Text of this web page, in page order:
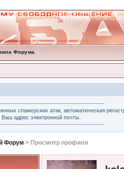
Форума
спамерских атак, автоматическая
адрес электронной почты.
Форум > Просмотр профиля